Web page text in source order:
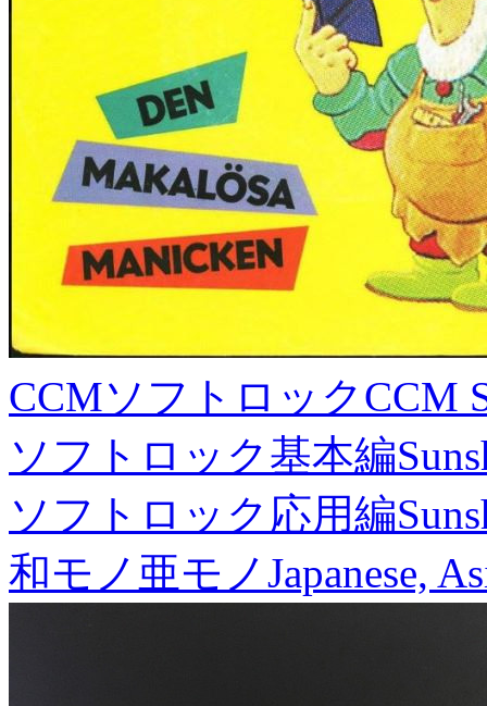
CCMソフトロックCCM
ソフトロック基本編
ソフトロック応用編
和モノ亜モノJapanese,